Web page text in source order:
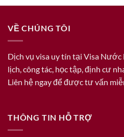
VỀ CHÚNG TÔI
Dịch vụ visa uy tín tại Visa
lịch, công tác, học tập, định cư
Liên hệ ngay để được tư vấn
THÔNG TIN HỖ TRỢ